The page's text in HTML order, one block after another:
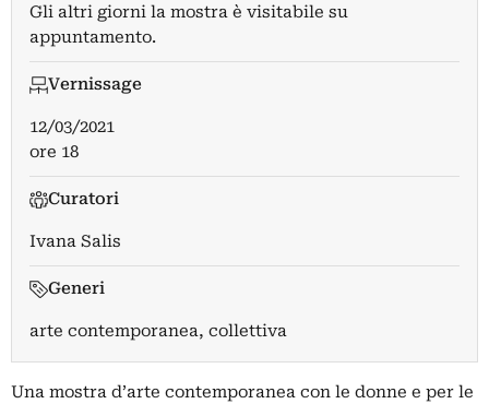
Gli altri giorni la mostra è visitabile su
appuntamento.
Vernissage
12/03/2021
ore 18
Curatori
Ivana Salis
Generi
arte contemporanea, collettiva
Una mostra d’arte contemporanea con le donne e per le